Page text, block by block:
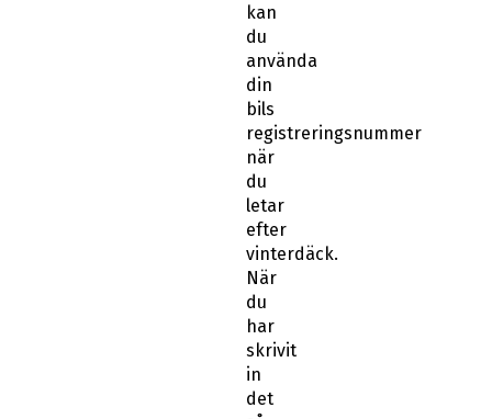
kan
du
använda
din
bils
registreringsnummer
när
du
letar
efter
vinterdäck.
När
du
har
skrivit
in
det